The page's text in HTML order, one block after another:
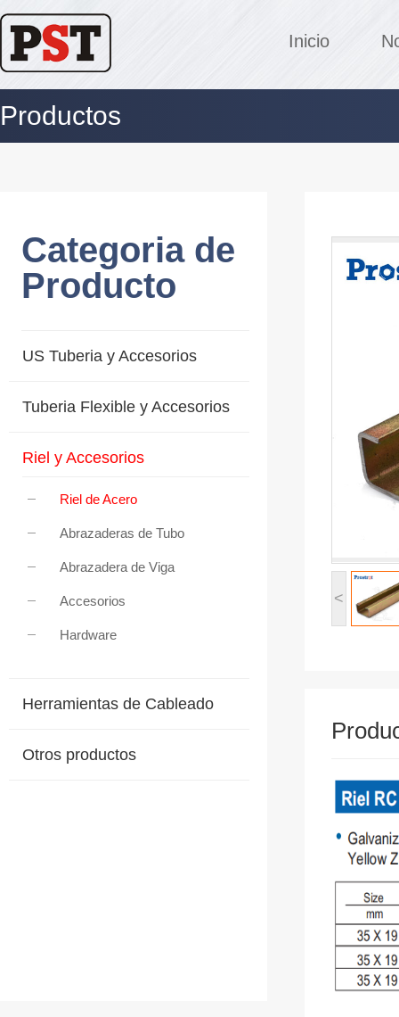
Inicio
Productos
Categoria de
Producto
US Tuberia y Accesorios
Tuberia Flexible y Accesorios
Riel y Accesorios
Riel de Acero
Abrazaderas de Tubo
Abrazadera de Viga
Accesorios
Hardware
Herramientas de Cableado
Otros productos
<